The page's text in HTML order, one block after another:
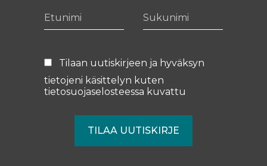
Tilaan uutiskirjeen ja hyväksyn
tietojeni käsittelyn kuten
tietosuojaselosteessa kuvattu